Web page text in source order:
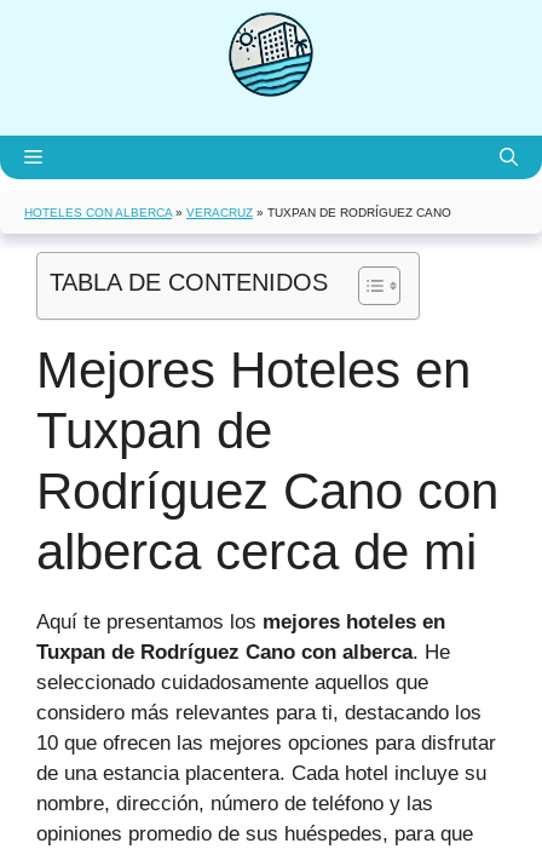
Menú
HOTELES CON ALBERCA » VERACRUZ » TUXPAN DE RODRÍGUEZ CANO
TABLA DE CONTENIDOS
Mejores Hoteles en
Tuxpan de
Rodríguez Cano con
alberca cerca de mi
Aquí te presentamos los mejores hoteles en
Tuxpan de Rodríguez Cano con alberca. He
seleccionado cuidadosamente aquellos que
considero más relevantes para ti, destacando los
10 que ofrecen las mejores opciones para disfrutar
de una estancia placentera. Cada hotel incluye su
nombre, dirección, número de teléfono y las
opiniones promedio de sus huéspedes, para que